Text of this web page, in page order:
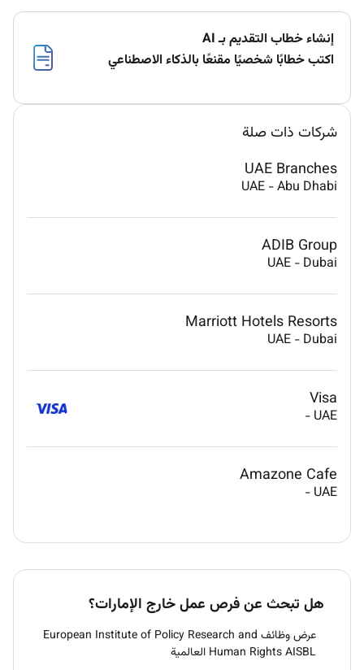
إنشاء خطاب التقديم بـ AI
اكتب خطابًا شخصيًا مقنعًا بالذكاء الاصطناعي
شركات ذات صلة
UAE Branches
UAE -Abu Dhabi
ADIB Group
UAE - Dubai
Marriott Hotels Resorts
UAE - Dubai
Visa
UAE
-
Amazone Cafe
UAE
-
هل تبحث عن فرص عمل خارج الإمارات؟
عرض وظائف European Institute of Policy Research and
Human Rights AISBL العالمية